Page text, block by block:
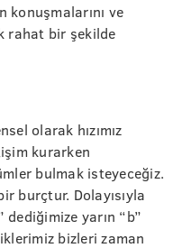
konuşmalarını ve
rahat bir şekilde
olarak hızımız
kurarken
bulmak isteyeceğiz.
burçtur. Dolayısıyla
yarın “b”
bizleri zaman